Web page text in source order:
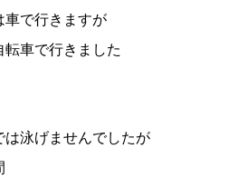
車で行きますが
車で行きました
泳げませんでしたが